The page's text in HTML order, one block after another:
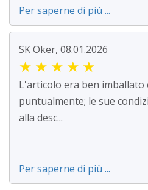
Per saperne di più ...
SK Oker, 08.01.2026
★ ★ ★ ★ ★
L'articolo era ben imballato
puntualmente; le sue
alla desc...
Per saperne di più ...